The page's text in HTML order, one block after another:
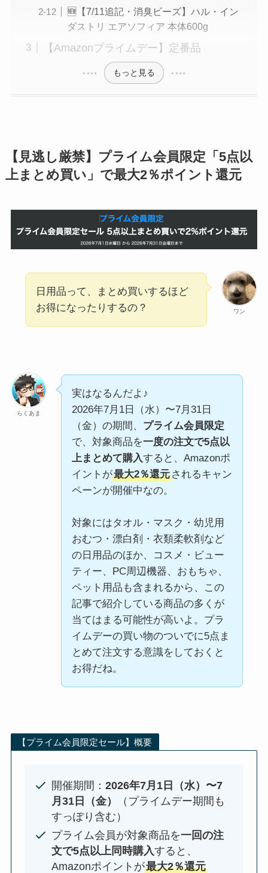
🆕【7/11追記・消臭ビーズ】ハル・イン
ダストリ エアソフィア 本体600g
【Amazonプライムデー】定番品
もっと見る
【見逃し厳禁】プライム会員限定「5点以
上まとめ買い」で最大2％ポイント還元
ワン
日用品って、まとめ買いするほど
お得になったりするの？
らくあま
実はなるんだよ♪
2026年7月1日（水）〜7月31日
（金）の期間、 プライム会員限定
で、対象商品を一度の注文で5点以
上まとめて購入すると、Amazonポ
イントが最大2％還元されるキャン
ペーンが開催中なの。
対象にはタオル・マスク・幼児用
おむつ・漂白剤・衣類柔軟剤など
の日用品のほか、コスメ・ビュー
ティー、PC周辺機器、おもちゃ、
ペット用品も含まれるから、この
記事で紹介している商品の多くが
当てはまる可能性が高いよ。プラ
イムデーの買い物のついでに5点ま
とめて注文する意識をしておくと
お得だね。
【プライム会員限定セール】概要
開催期間：2026年7月1日（水）〜7
月31日（金）
（プライムデー期間も
すっぽり含む）
プライム会員が対象商品を一回の注
文で5点以上同時購入すると、
Amazonポイントが最大2％還元